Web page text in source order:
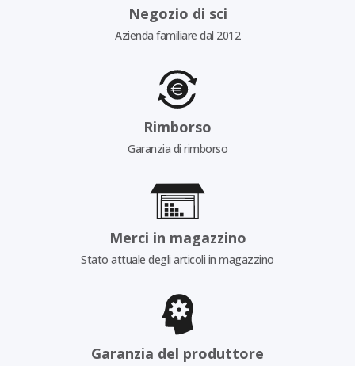
Negozio di sci
Azienda familiare dal 2012
Rimborso
Garanzia di rimborso
Merci in magazzino
Stato attuale degli articoli in magazzino
Garanzia del produttore